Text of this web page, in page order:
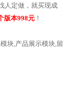
人定做，就买现成
版本998元！
块,产品展示模块,留